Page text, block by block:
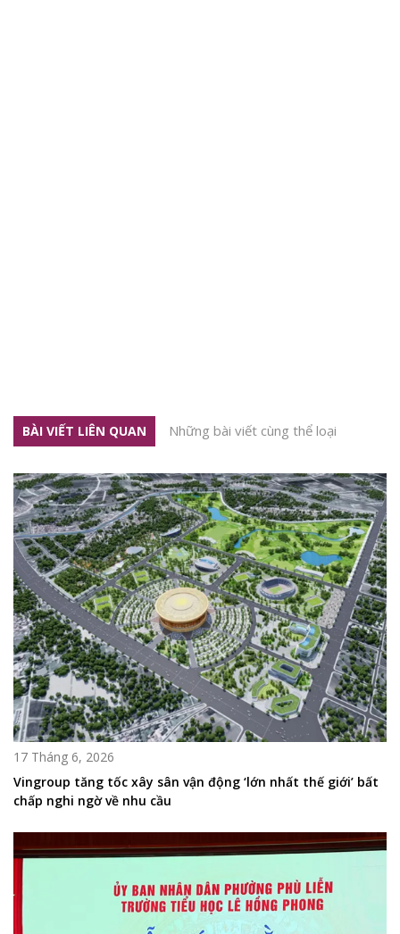
BÀI VIẾT LIÊN QUAN Những bài viết cùng thể loại
17 Tháng 6, 2026
Vingroup tăng tốc xây sân vận động ‘lớn nhất thế giới’ bất
chấp nghi ngờ về nhu cầu